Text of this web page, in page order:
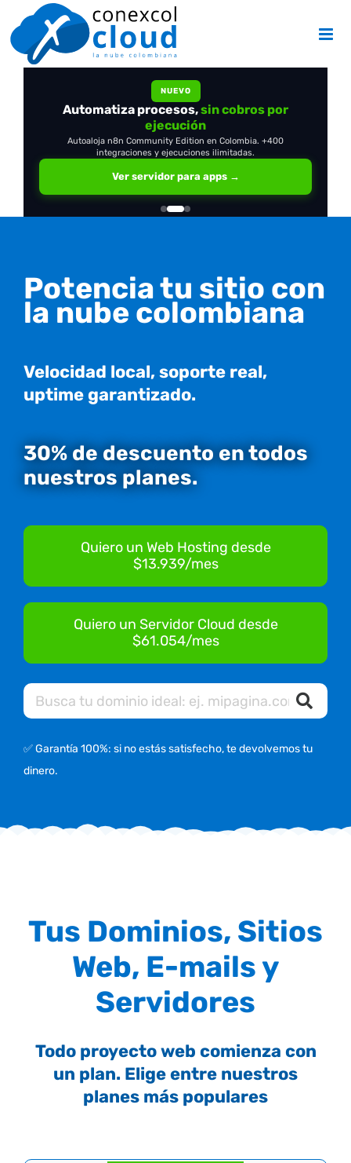
to
content
en tu propio servidor
NUEVO
Automatiza procesos,sin cobros por
ejecución
Autoaloja n8n Community Edition en Colombia. +400
integraciones y ejecuciones ilimitadas.
Ver servidor para apps →
OpenClaw
Potencia tu sitio con
la nube colombiana
Velocidad local, soporte real,
uptime garantizado.
30% de descuento en todos
nuestros planes.
Quiero un Web Hosting desde
$13.939/mes
Quiero un Servidor Cloud desde
$61.054/mes
✅ Garantía 100%: si no estás satisfecho, te devolvemos tu
dinero.
Tus Dominios, Sitios
Web, E-mails y
Servidores
Todo proyecto web comienza con
un plan. Elige entre nuestros
planes más populares